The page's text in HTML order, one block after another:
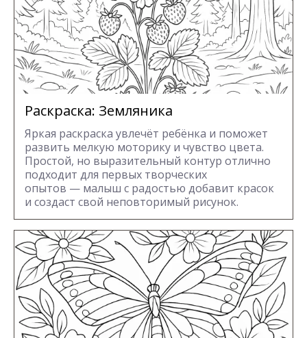
Раскраска: Земляника
Яркая раскраска увлечёт ребёнка и поможет
развить мелкую моторику и чувство цвета.
Простой, но выразительный контур отлично
подходит для первых творческих
опытов — малыш с радостью добавит красок
и создаст свой неповторимый рисунок.